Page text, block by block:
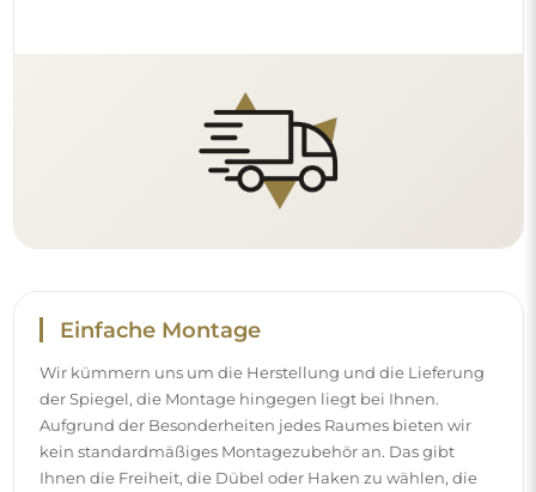
Einfache Montage
Wir kümmern uns um die Herstellung und die Lieferung
der Spiegel, die Montage hingegen liegt bei Ihnen.
Aufgrund der Besonderheiten jedes Raumes bieten wir
kein standardmäßiges Montagezubehör an. Das gibt
Ihnen die Freiheit, die Dübel oder Haken zu wählen, die